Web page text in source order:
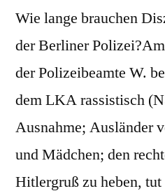
Wie lange brauchen
der Berliner
der Polizeibeamte W.
dem LKA rassistisch
Ausnahme; Ausländer
und Mädchen; den
Hitlergruß zu heben,